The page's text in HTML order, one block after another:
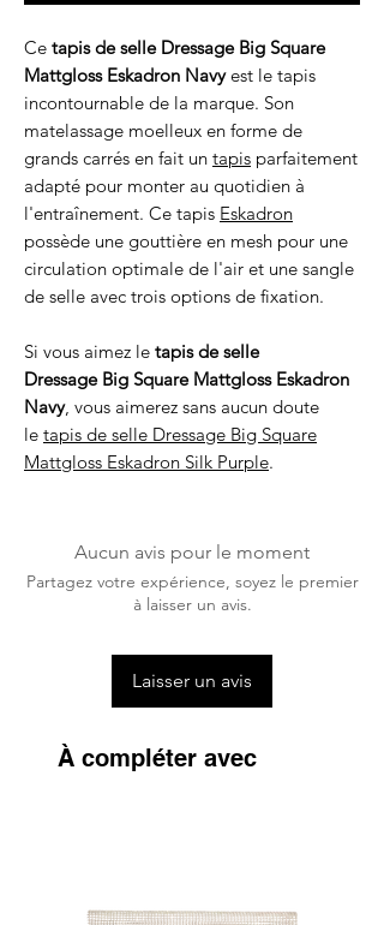
Ce tapis de selle Dressage Big Square
Mattgloss Eskadron Navyest le tapis
incontournable de la marque. Son
matelassage moelleux en forme de
grands carrés en fait un tapis parfaitement
adapté pour monter au quotidien à
l'entraînement. Ce tapis Eskadron
possède une gouttière en mesh pour une
circulation optimale de l'air et une sangle
de selle avec trois options de fixation.
Si vous aimez le tapis de selle
Dressage Big Square Mattgloss Eskadron
Navy, vous aimerez sans aucun doute
le tapis de selle Dressage Big Square
Mattgloss Eskadron Silk Purple.
Aucun avis pour le moment
Partagez votre expérience, soyez le premier
à laisser un avis.
Laisser un avis
À compléter avec